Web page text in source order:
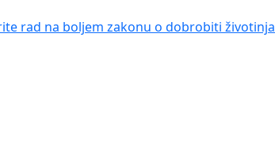
rad na boljem zakonu o dobrobiti životinja